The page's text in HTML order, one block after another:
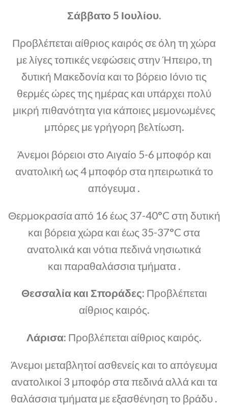
Σάββατο 5 Ιουλίου.
Προβλέπεται αίθριος καιρός σε όλη τη χώρα
με λίγες τοπικές νεφώσεις στην Ήπειρο, τη
δυτική Μακεδονία και το βόρειο Ιόνιο τις
θερμές ώρες της ημέρας και υπάρχει πολύ
μικρή πιθανότητα για κάποιες μεμονωμένες
μπόρες με γρήγορη βελτίωση.
Άνεμοι βόρειοι στο Αιγαίο 5-6 μποφόρ και
ανατολική ως 4 μποφόρ στα ηπειρωτικά το
απόγευμα .
Θερμοκρασία από 16 έως 37-40°C στη δυτική
και βόρεια χώρα και έως 35-37°C στα
ανατολικά και νότια πεδινά νησιωτικά
και παραθαλάσσια τμήματα .
Θεσσαλία και Σποράδες: Προβλέπεται
αίθριος καιρός.
Λάρισα: Προβλέπεται αίθριος καιρός.
Άνεμοι μεταβλητοί ασθενείς και το απόγευμα
ανατολικοί 3 μποφόρ στα πεδινά αλλά και τα
θαλάσσια τμήματα με εξασθένηση το βράδυ .